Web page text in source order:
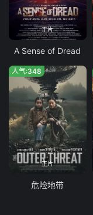
正片
A Sense of Dread
正片
人气:348
危险地带